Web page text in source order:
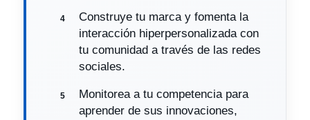
Construye tu marca y fomenta la
interacción hiperpersonalizada con
tu comunidad a través de las redes
sociales.
Monitorea a tu competencia para
aprender de sus innovaciones,